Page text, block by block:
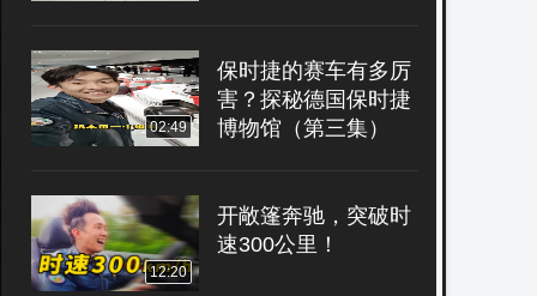
02:49
保时捷的赛车有多厉
害？探秘德国保时捷
博物馆（第三集）
12:20
开敞篷奔驰，突破时
速300公里！